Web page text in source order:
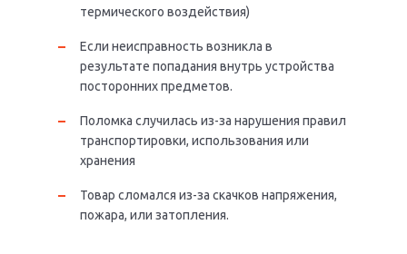
термического воздействия)
Если неисправность возникла в
результате попадания внутрь устройства
посторонних предметов.
Поломка случилась из-за нарушения правил
транспортировки, использования или
хранения
Товар сломался из-за скачков напряжения,
пожара, или затопления.